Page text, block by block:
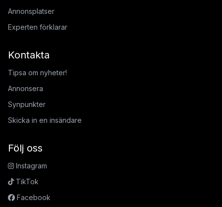
Annonsplatser
Experten förklarar
Kontakta
Tipsa om nyheter!
Annonsera
Synpunkter
Skicka in en insändare
Följ oss
Instagram
TikTok
Facebook